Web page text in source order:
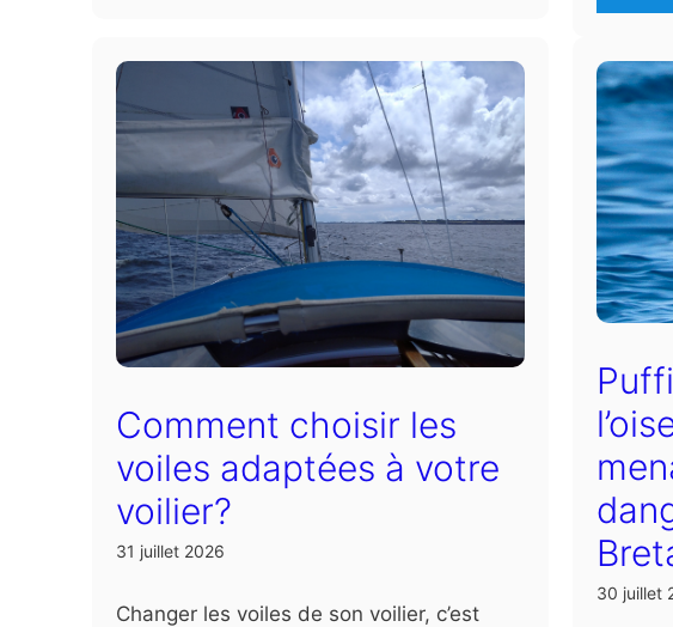
Comment choisir les
voiles adaptées à votre
voilier?
31 juillet 2026
Changer les voiles de son voilier, c’est
30 juillet